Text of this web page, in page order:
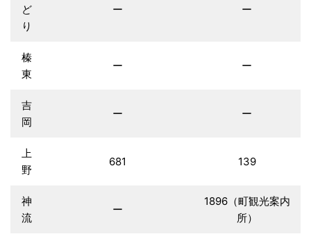
ど
り
ー ー
榛
東
ー ー
吉
岡
ー ー
上
野
681 139
神
流
ー
1896（町観光案内
所）